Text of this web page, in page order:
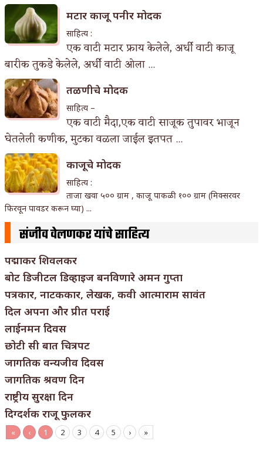
मटार काजू पनीर मोदक
साहित्य :
एक वाटी मटार फ्राय केलेले, अर्धी वाटी काजू
बारीक तुकडे केलेले, अर्धी वाटी ओला ...
तळणीचे मोदक
साहित्य –
एक वाटी मैदा,एक वाटी साजूक तुपावर भाजून
घेतलेली कणीक, मुटका वळला जाईल इतपत ...
काजूचे मोदक
साहित्य :
ताजा खवा ५०० ग्राम , काजू पाकळी १०० ग्राम (मिक्सरवर
फिरवून पावडर करून घ्या) ...
संजीव वेलणकर यांचे साहित्य
पद्माकर शिवलकर
बोट डिजीटल डिव्हाइज बनविणारे अमन गुप्ता
पत्रकार, नाटककार, लेखक, कवी आत्माराम सावंत
दिल अपना और प्रीत पराई
लाईनमन दिवस
छोटी सी बात चित्रपट
जागतिक वन्यजीव दिवस
जागतिक श्रवण दिन
राष्ट्रीय सुरक्षा दिन
दिग्दर्शक राजू फुलकर
« ‹ 1 2 3 4 5 › »